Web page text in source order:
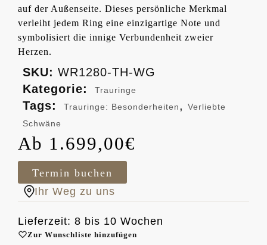
auf der Außenseite. Dieses persönliche Merkmal
verleiht jedem Ring eine einzigartige Note und
symbolisiert die innige Verbundenheit zweier
Herzen.
SKU: WR1280-TH-WG
Kategorie:
Trauringe
Tags: Trauringe: Besonderheiten,
Verliebte
Schwäne
1.699,00€
Termin buchen
Ihr Weg zu uns
Lieferzeit: 8 bis 10 Wochen
Zur Wunschliste hinzufügen